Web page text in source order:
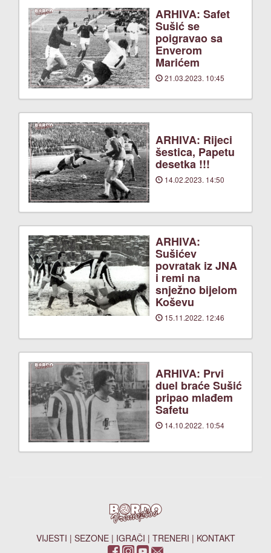
ARHIVA: Safet
Sušić se
poigravao sa
Enverom
Marićem
21.03.2023. 10:45
ARHIVA: Rijeci
šestica, Papetu
desetka !!!
14.02.2023. 14:50
ARHIVA:
Sušićev
povratak iz JNA
i remi na
snježno bijelom
Koševu
15.11.2022. 12:46
ARHIVA: Prvi
duel braće Sušić
pripao mlađem
Safetu
14.10.2022. 10:54
VIJESTI | SEZONE| IGRAČI | TRENERI | KONTAKT